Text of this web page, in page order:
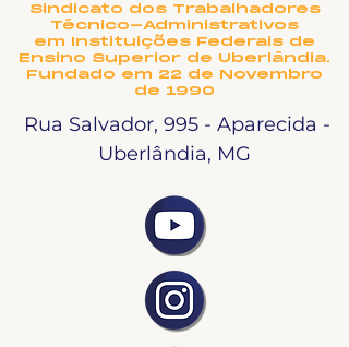
Sindicato dos Trabalhadores
Técnico-Administrativos
em Instituições Federais de
Ensino Superior de Uberlândia.
Fundado em 22 de Novembro
de 1990
Rua Salvador, 995 - Aparecida -
Uberlândia, MG